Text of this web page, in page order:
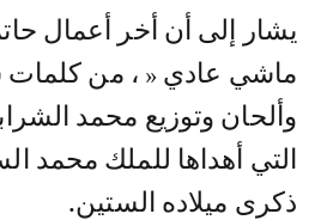
يشار إلى أن أخر أعمال
ماشي عادي « ، من كلمات
وألحان وتوزيع محمد
التي أهداها للملك محمد
ذكرى ميلاده الستين.